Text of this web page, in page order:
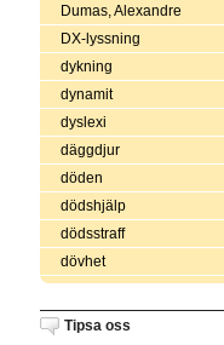
Dumas, Alexandre
DX-lyssning
dykning
dynamit
dyslexi
däggdjur
döden
dödshjälp
dödsstraff
dövhet
Tipsa oss